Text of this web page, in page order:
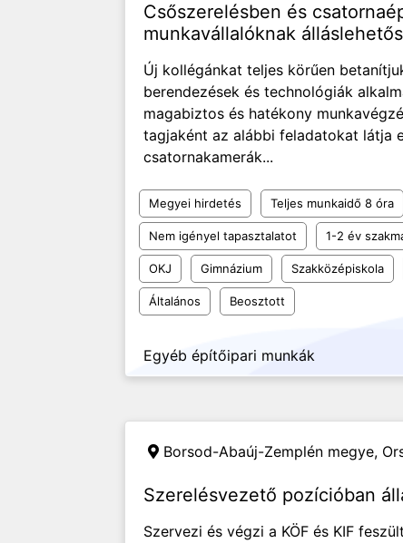
Csőszerelésben és
munkavállalóknak
Új kollégánkat teljes körűen
berendezések és technológiák
magabiztos és hatékony
tagjaként az alábbi feladatokat látja
csatornakamerák...
Megyei hirdetés Teljes munkaidő 8 óra
Nem igényel tapasztalatot 1-2 év
OKJ Gimnázium Szakközépiskola
Általános Beosztott
Egyéb építőipari munkák
Borsod-Abaúj-Zemplén megye,
Szerelésvezető pozícióban
Szervezi és végzi a KÖF és KIF